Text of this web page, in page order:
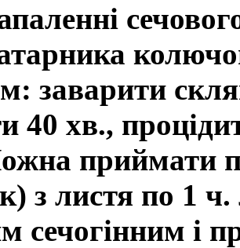
заварити
40 хв.,
приймати
з листя по 1
сечогінним і